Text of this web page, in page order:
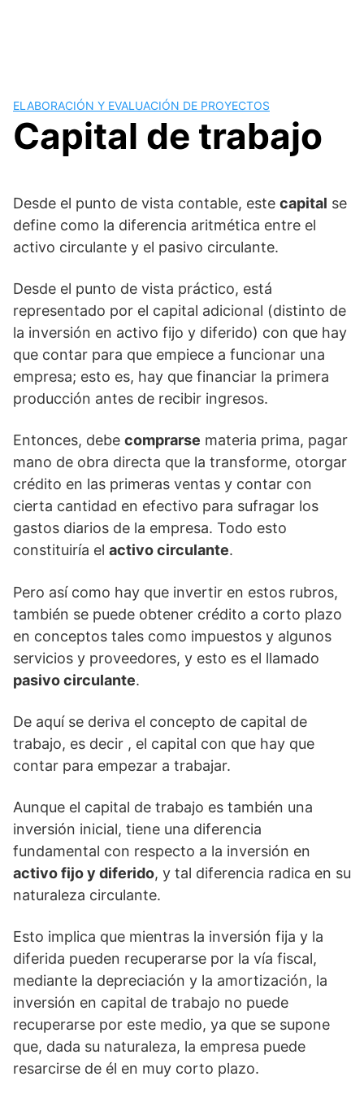
ELABORACIÓN Y EVALUACIÓN DE PROYECTOS
Capital de trabajo
Desde el punto de vista contable, este capital se
define como la diferencia aritmética entre el
activo circulante y el pasivo circulante.
Desde el punto de vista práctico, está
representado por el capital adicional (distinto de
la inversión en activo fijo y diferido) con que hay
que contar para que empiece a funcionar una
empresa; esto es, hay que financiar la primera
producción antes de recibir ingresos.
Entonces, debe comprarse materia prima, pagar
mano de obra directa que la transforme, otorgar
crédito en las primeras ventas y contar con
cierta cantidad en efectivo para sufragar los
gastos diarios de la empresa. Todo esto
constituiría el activo circulante.
Pero así como hay que invertir en estos rubros,
también se puede obtener crédito a corto plazo
en conceptos tales como impuestos y algunos
servicios y proveedores, y esto es el llamado
pasivo circulante.
De aquí se deriva el concepto de capital de
trabajo, es decir , el capital con que hay que
contar para empezar a trabajar.
Aunque el capital de trabajo es también una
inversión inicial, tiene una diferencia
fundamental con respecto a la inversión en
activo fijo y diferido, y tal diferencia radica en su
naturaleza circulante.
Esto implica que mientras la inversión fija y la
diferida pueden recuperarse por la vía fiscal,
mediante la depreciación y la amortización, la
inversión en capital de trabajo no puede
recuperarse por este medio, ya que se supone
que, dada su naturaleza, la empresa puede
resarcirse de él en muy corto plazo.